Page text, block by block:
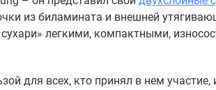
из биламината и внешней
легкими, компактными,
для всех, кто принял в нем